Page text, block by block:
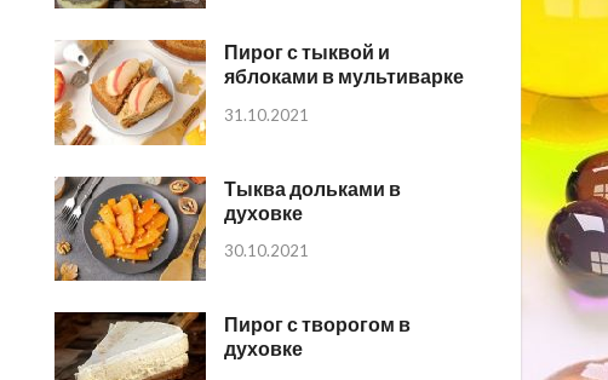
Пирог с тыквой и
яблоками в мультиварке
31.10.2021
Тыква дольками в
духовке
30.10.2021
Пирог с творогом в
духовке